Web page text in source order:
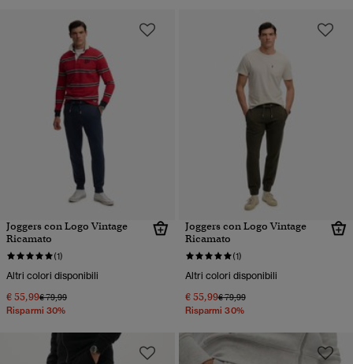
Joggers con Logo Vintage
Ricamato
(1)
Altri colori disponibili
€ 55,99Prezzo ridotto da
€ 79,99a
Risparmi 30%
Joggers con Logo Vintage
Ricamato
(1)
Altri colori disponibili
€ 55,99Prezzo ridotto da
€ 79,99a
Risparmi 30%